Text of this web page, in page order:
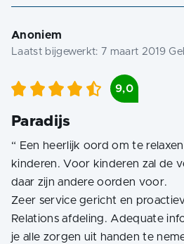
Anoniem
Laatst bijgewerkt: 7 maart 2019
9,0
Paradijs
“ Een heerlijk oord om te
kinderen. Voor kinderen zal de
daar zijn andere oorden voor.
Zeer service gericht en
Relations afdeling. Adequate
je alle zorgen uit handen te